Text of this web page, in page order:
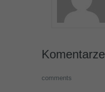
Komentarze
comments